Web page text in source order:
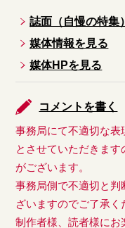
誌面（自慢の特集
媒体情報を見る
媒体HPを見る
コメントを書く
事務局にて不適切な
とさせていただきま
がございます。
事務局側で不適切と
ざいますのでご了承く
制作者様、読者様に